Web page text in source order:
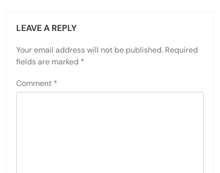
LEAVE A REPLY
Your email address will not be published. Required
fields are marked *
Comment *